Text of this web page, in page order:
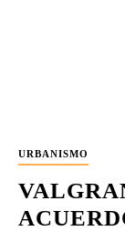
URBANISMO